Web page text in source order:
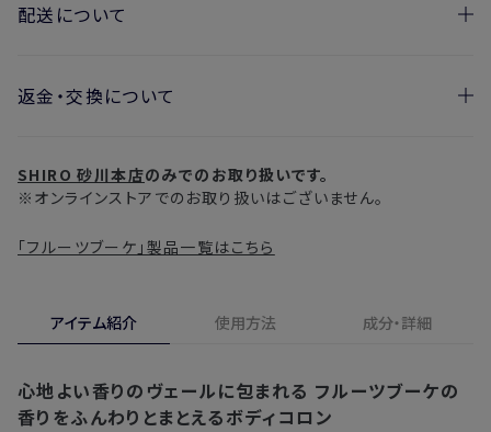
配送について
お届け日の目安
す。
・お届け日指定しない場合、最短でのお届けとなります。
※定期販売のお申し込みは、7日後以降の配送となります。
東北・関東・中部・関西 2〜3日
返金・交換について
実際に使用して、香りや色、使用感にご満足いただけない場
ます。
詳しくはこちらからご確認ください。
オンラインストアでご購入の場合、発送完了メールの翌日から10日
間。対象の直営店舗でご購入の場合、購入日の翌日から7日間
SHIRO 砂川本店のみでのお取り扱いです。
※オンラインストアでのお取り扱いはございません。
「フルーツブーケ」製品一覧はこちら
アイテム紹介 使用方法 成分・詳細
心地よい香りのヴェールに包まれる フルーツブーケの
香りをふんわりとまとえるボディコロン